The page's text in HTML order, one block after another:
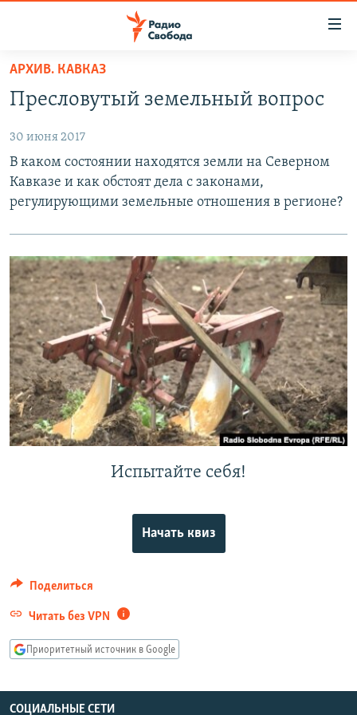
упрощенного
доступа
основному
содержанию
Вернутся
главной
навигации
Вернутся
поиску
ПОДКАСТЫ
АВТОРСКИЕ ПРОЕКТЫ
ЦИТАТЫ СВОБОДЫ
МНЕНИЯ
IDEL.РЕАЛИИ
КАВКАЗ.РЕАЛИИ
СЕВЕР.РЕАЛИИ
СИБИРЬ.РЕАЛИИ
РАСПИСАНИЕ ВЕЩАНИЯ
ПОДПИШИТЕСЬ НА РАССЫЛКУ
СОЦИАЛЬНЫЕ СЕТИ
Все сайты РСЕ/РС
АРХИВ. КАВКАЗ
Пресловутый земельный вопрос
30 июня 2017
В каком состоянии находятся земли на Северном
Кавказе и как обстоят дела с законами,
регулирующими земельные отношения в регионе?
Испытайте себя!
Начать квиз
Поделиться
Читать без VPN
Приоритетный источник в Google
СОЦИАЛЬНЫЕ СЕТИ